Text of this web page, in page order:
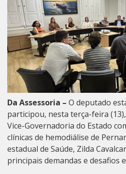
Da Assessoria – O deputado
participou, nesta terça-feira
Vice-Governadoria do Estado
clínicas de hemodiálise de
estadual de Saúde, Zilda
principais demandas e desafios